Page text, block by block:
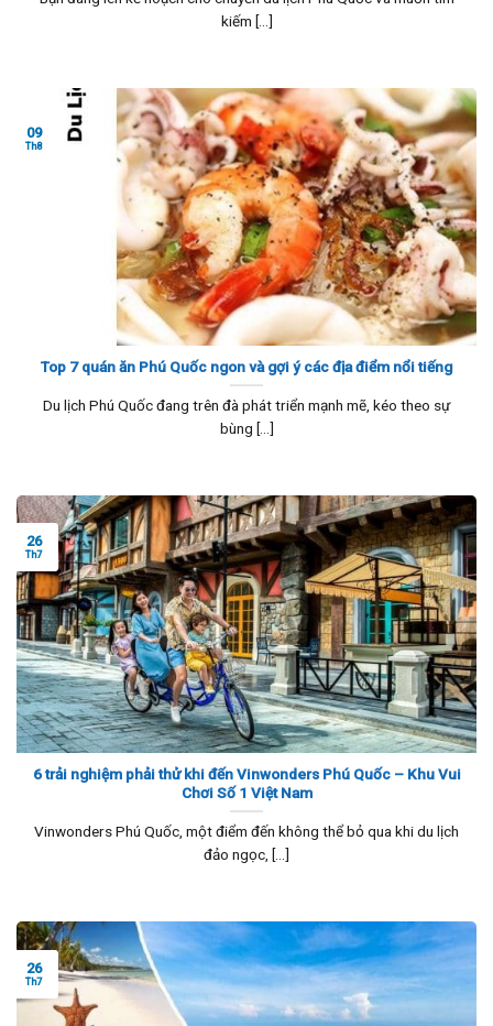
kiếm [...]
Top 7 quán ăn Phú Quốc ngon và gợi ý các địa điểm nổi tiếng
Du lịch Phú Quốc đang trên đà phát triển mạnh mẽ, kéo theo sự
bùng [...]
09
Th8
6 trải nghiệm phải thử khi đến Vinwonders Phú Quốc – Khu Vui
Chơi Số 1 Việt Nam
Vinwonders Phú Quốc, một điểm đến không thể bỏ qua khi du lịch
đảo ngọc, [...]
26
Th7
26
Th7